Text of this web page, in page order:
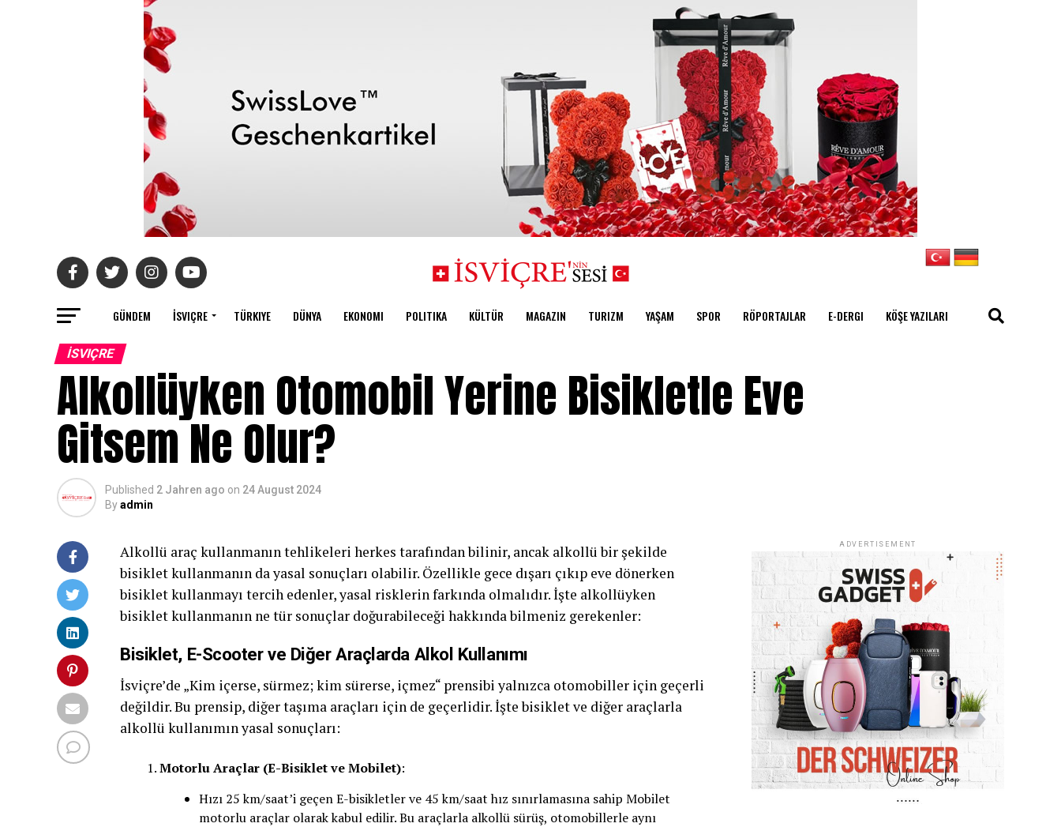
GÜNDEM İSVIÇRE TÜRKIYE DÜNYA EKONOMI POLITIKA KÜLTÜR MAGAZIN TURIZM YAŞAM SPOR RÖPORTAJLAR E-DERGI KÖŞE YAZILARI
İSVIÇRE
Alkollüyken Otomobil Yerine Bisikletle Eve
Gitsem Ne Olur?
Published 2 Jahren ago on 24 August 2024
Byadmin
Alkollü araç kullanmanın tehlikeleri herkes tarafından bilinir, ancak alkollü bir şekilde
bisiklet kullanmanın da yasal sonuçları olabilir. Özellikle gece dışarı çıkıp eve dönerken
bisiklet kullanmayı tercih edenler, yasal risklerin farkında olmalıdır. İşte alkollüyken
bisiklet kullanmanın ne tür sonuçlar doğurabileceği hakkında bilmeniz gerekenler:
Bisiklet, E-Scooter ve Diğer Araçlarda Alkol Kullanımı
İsviçre’de „Kim içerse, sürmez; kim sürerse, içmez“ prensibi yalnızca otomobiller için geçerli
değildir. Bu prensip, diğer taşıma araçları için de geçerlidir. İşte bisiklet ve diğer araçlarla
alkollü kullanımın yasal sonuçları:
Motorlu Araçlar (E-Bisiklet ve Mobilet):
Hızı 25 km/saat’i geçen E-bisikletler ve 45 km/saat hız sınırlamasına sahip Mobilet
motorlu araçlar olarak kabul edilir. Bu araçlarla alkollü sürüş, otomobillerle aynı
ADVERTISEMENT